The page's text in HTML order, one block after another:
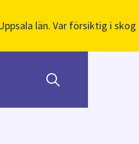
län. Var försiktig i skog